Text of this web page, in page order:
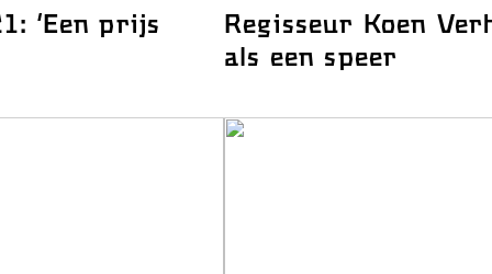
‘Een prijs
Regisseur Koen
als een speer